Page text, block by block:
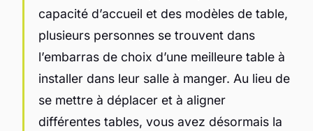
capacité d’accueil et des modèles de table,
plusieurs personnes se trouvent dans
l’embarras de choix d’une meilleure table à
installer dans leur salle à manger. Au lieu de
se mettre à déplacer et à aligner
différentes tables, vous avez désormais la